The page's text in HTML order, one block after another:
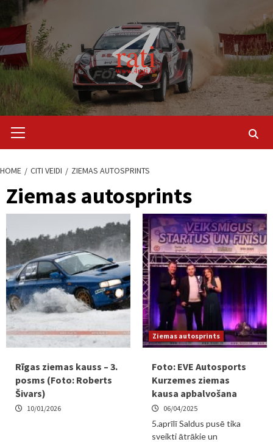
content
Menu
HOME CITI VEIDI ZIEMAS AUTOSPRINTS
Ziemas autosprints
Rīgas ziemas kauss – 3.
posms (Foto: Roberts
Šivars)
10/01/2026
Ziemas autosprints
Foto: EVE Autosports
Kurzemes ziemas
kausa apbalvošana
06/04/2025
5.aprīlī Saldus pusē tika
sveikti ātrākie un